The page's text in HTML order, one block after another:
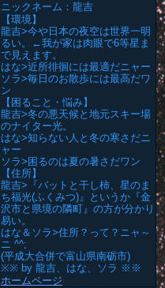
ニックネーム：龍吉
【環境】
龍吉>今や日本の夜空は世界一明
るい。←我が家は肉眼で6等星ま
で見えます。
はな>近所徘徊には最適だニャー
ソラ>毎日のお散歩には最高だワ
ン
【困ること・悩み】
龍吉>冬の悪天候と地元スキー場
のナイター光。
はな>知らない人と冬の寒さだニ
ャー
ソラ>困るのは夏の暑さだワン
【住所】
龍吉>『バットと干し柿、星のま
ち福光(ふくみつ)』というか『金
沢市と県境の隣町』の方が分かり
易い。
はな＆ソラ>住所？って？ニャ～
ニ ^^;
(平成大合併で富山県南砺市)
※※ by 龍吉、はな、ソラ ※※
ホームページ